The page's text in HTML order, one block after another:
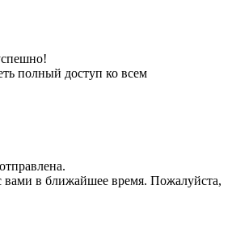
полный доступ ко всем
вами в ближайшее время. Пожалуйста,